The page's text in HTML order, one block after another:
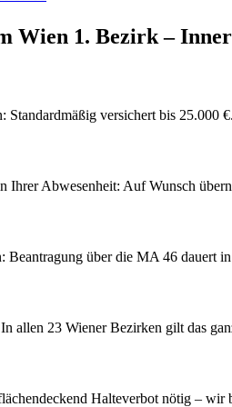
Wien 1. Bezirk –
Standardmäßig versichert bis 25.000
Ihrer Abwesenheit: Auf Wunsch
Beantragung über die MA 46 dauert
allen 23 Wiener Bezirken gilt das
Halteverbot nötig –